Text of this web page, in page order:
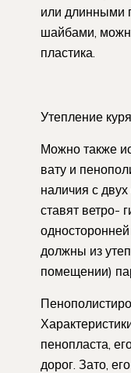
или длинными
шайбами,
пластика.
Утепление
Можно также
вату и
наличия с
ставят ветро-
должны из
помещении)
пенопласта,
дорог. Зато,